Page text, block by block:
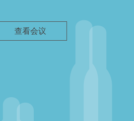
查看会议